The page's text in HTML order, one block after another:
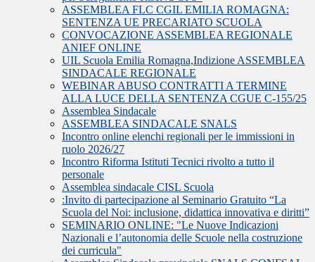
ASSEMBLEA FLC CGIL EMILIA ROMAGNA:
SENTENZA UE PRECARIATO SCUOLA
CONVOCAZIONE ASSEMBLEA REGIONALE
ANIEF ONLINE
UIL Scuola Emilia Romagna,Indizione ASSEMBLEA
SINDACALE REGIONALE
WEBINAR ABUSO CONTRATTI A TERMINE
ALLA LUCE DELLA SENTENZA CGUE C‑155/25
Assemblea Sindacale
ASSEMBLEA SINDACALE SNALS
Incontro online elenchi regionali per le immissioni in
ruolo 2026/27
Incontro Riforma Istituti Tecnici rivolto a tutto il
personale
Assemblea sindacale CISL Scuola
:Invito di partecipazione al Seminario Gratuito “La
Scuola del Noi: inclusione, didattica innovativa e diritti”
SEMINARIO ONLINE: "Le Nuove Indicazioni
Nazionali e l’autonomia delle Scuole nella costruzione
dei curricula"